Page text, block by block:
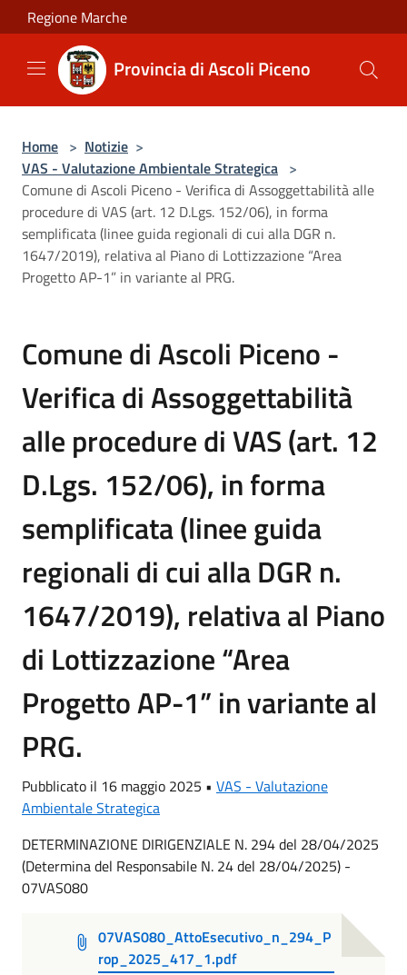
Salta al contenuto principale
Regione Marche
Provincia di Ascoli Piceno
Home > Notizie >
VAS - Valutazione Ambientale Strategica >
Comune di Ascoli Piceno - Verifica di Assoggettabilità alle
procedure di VAS (art. 12 D.Lgs. 152/06), in forma
semplificata (linee guida regionali di cui alla DGR n.
1647/2019), relativa al Piano di Lottizzazione “Area
Progetto AP-1” in variante al PRG.
Comune di Ascoli Piceno -
Verifica di Assoggettabilità
alle procedure di VAS (art. 12
D.Lgs. 152/06), in forma
semplificata (linee guida
regionali di cui alla DGR n.
1647/2019), relativa al Piano
di Lottizzazione “Area
Progetto AP-1” in variante al
PRG.
Pubblicato il 16 maggio 2025 • VAS - Valutazione
Ambientale Strategica
DETERMINAZIONE DIRIGENZIALE N. 294 del 28/04/2025
(Determina del Responsabile N. 24 del 28/04/2025) -
07VAS080
07VAS080_AttoEsecutivo_n_294_P
rop_2025_417_1.pdf